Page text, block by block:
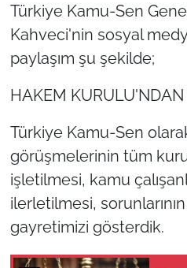
Türkiye Kamu-Sen
Kahveci'nin sosyal
paylaşım şu şekilde;
HAKEM KURULU'NDAN
Türkiye Kamu-Sen
görüşmelerinin tüm
işletilmesi, kamu
ilerletilmesi,
gayretimizi gösterdik.